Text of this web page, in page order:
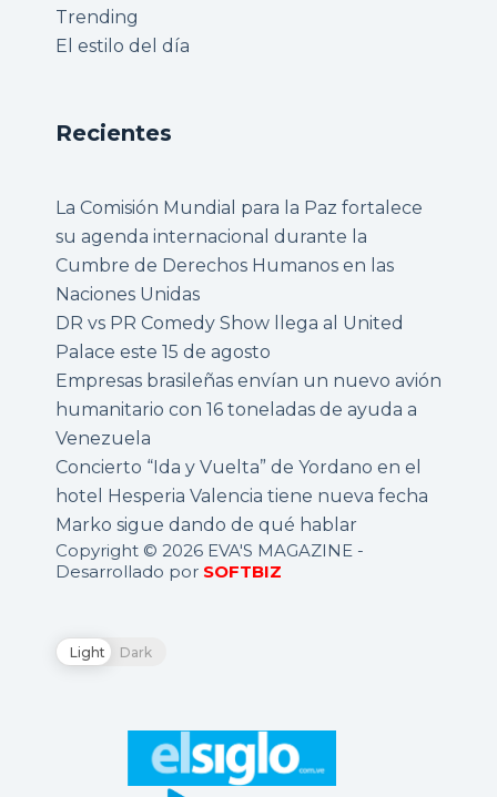
Trending
El estilo del día
Recientes
La Comisión Mundial para la Paz fortalece
su agenda internacional durante la
Cumbre de Derechos Humanos en las
Naciones Unidas
DR vs PR Comedy Show llega al United
Palace este 15 de agosto
Empresas brasileñas envían un nuevo avión
humanitario con 16 toneladas de ayuda a
Venezuela
Concierto “Ida y Vuelta” de Yordano en el
hotel Hesperia Valencia tiene nueva fecha
Marko sigue dando de qué hablar
Copyright © 2026 EVA'S MAGAZINE -
Desarrollado por SOFTBIZ
Light Dark